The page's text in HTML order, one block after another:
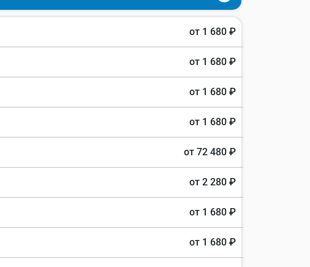
от 1 680 ₽
от 1 680 ₽
от 1 680 ₽
от 1 680 ₽
от 72 480 ₽
от 2 280 ₽
от 1 680 ₽
от 1 680 ₽